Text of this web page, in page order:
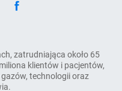
zatrudniająca około 65
klientów i pacjentów,
technologii oraz